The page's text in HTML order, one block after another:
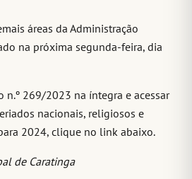
áreas da Administração
na próxima segunda-feira, dia
n.º 269/2023 na íntegra e acessar
nacionais, religiosos e
2024, clique no link abaixo.
de Caratinga